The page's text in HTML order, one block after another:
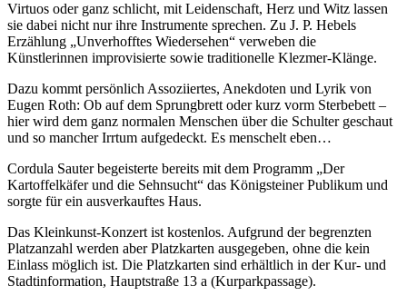
Virtuos oder ganz schlicht, mit Leidenschaft, Herz und Witz lassen
sie dabei nicht nur ihre Instrumente sprechen. Zu J. P. Hebels
Erzählung „Unverhofftes Wiedersehen“ verweben die
Künstlerinnen improvisierte sowie traditionelle Klezmer-Klänge.
Dazu kommt persönlich Assoziiertes, Anekdoten und Lyrik von
Eugen Roth: Ob auf dem Sprungbrett oder kurz vorm Sterbebett –
hier wird dem ganz normalen Menschen über die Schulter geschaut
und so mancher Irrtum aufgedeckt. Es menschelt eben…
Cordula Sauter begeisterte bereits mit dem Programm „Der
Kartoffelkäfer und die Sehnsucht“ das Königsteiner Publikum und
sorgte für ein ausverkauftes Haus.
Das Kleinkunst-Konzert ist kostenlos. Aufgrund der begrenzten
Platzanzahl werden aber Platzkarten ausgegeben, ohne die kein
Einlass möglich ist. Die Platzkarten sind erhältlich in der Kur- und
Stadtinformation, Hauptstraße 13 a (Kurparkpassage).